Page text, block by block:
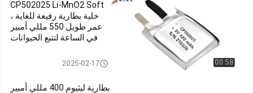
00:58
CP502025 Li-MnO2 Soft
خلية بطارية رفيعة للغاية ،
عمر طويل 550 مللي أمبير
في الساعة لتتبع الحيوانات
بطارية رفيعة للغاية2025-02-17
بطارية ليثيوم 400 مللي أمبير